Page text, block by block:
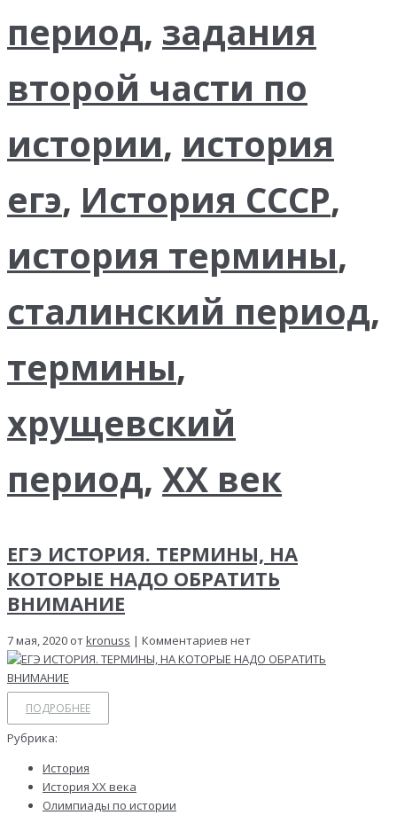
период, задания
второй части по
истории, история
егэ, История СССР,
история термины,
сталинский период,
термины,
хрущевский
период, ХХ век
ЕГЭ ИСТОРИЯ. ТЕРМИНЫ, НА
КОТОРЫЕ НАДО ОБРАТИТЬ
ВНИМАНИЕ
7 мая, 2020 отkronuss | Комментариев нет
ПОДРОБНЕЕ
Рубрика:
История
История ХХ века
Олимпиады по истории